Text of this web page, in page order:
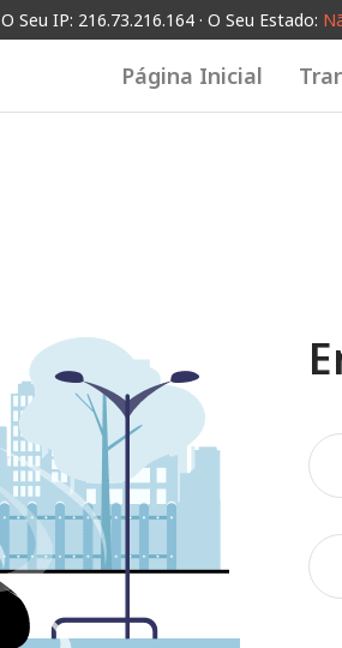
O Seu IP: 216.73.216.164 · O Seu Estado:
Página Inicial